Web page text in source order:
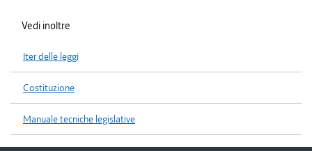
Vedi inoltre
Iter delle leggi
Costituzione
Manuale tecniche legislative